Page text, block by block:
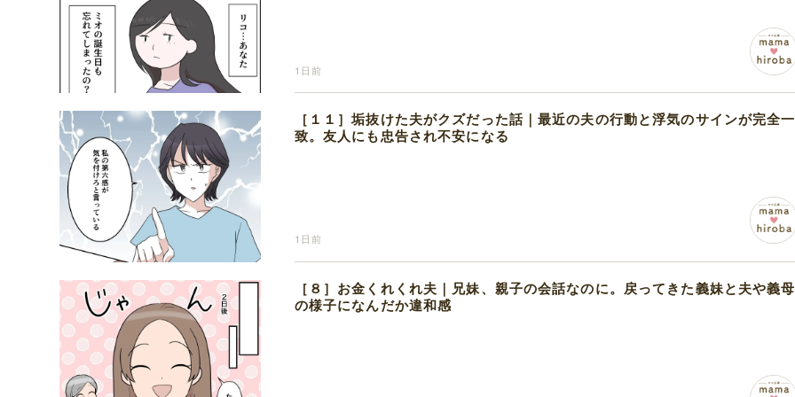
1日前
［１１］垢抜けた夫がクズだった話｜最近の夫の行動と浮気のサインが完全一
致。友人にも忠告され不安になる
1日前
［８］お金くれくれ夫｜兄妹、親子の会話なのに。戻ってきた義妹と夫や義母
の様子になんだか違和感